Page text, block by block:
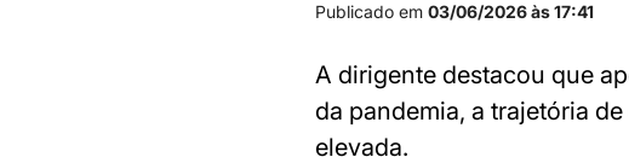
Publicado em 03/06/2026 às 17:41
A dirigente destacou que
da pandemia, a trajetória
elevada.